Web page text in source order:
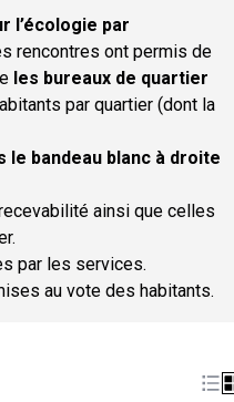
l’écologie par
rencontres ont permis de
les bureaux de quartier
par quartier (dont la
bandeau blanc à droite
ainsi que celles
par les services.
au vote des habitants.